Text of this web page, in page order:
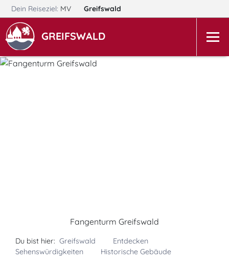
Dein Reiseziel: MV Greifswald
GREIFSWALD
Fangenturm Greifswald
Du bist hier: Greifswald
Entdecken
Sehenswürdigkeiten
Historische Gebäude